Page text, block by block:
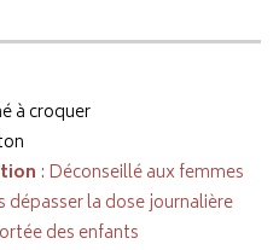
à croquer
: Déconseillé aux femmes
la dose journalière
des enfants